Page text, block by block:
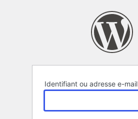
Identifiant ou adresse e-mail